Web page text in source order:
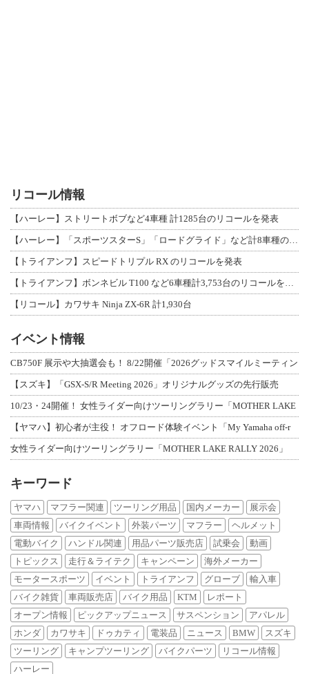
リコール情報
【ハーレー】ストリートボブなど4車種 計1285台のリコールを発表
【トライアンフ】スピードトリプル RX のリコールを発表
【リコール】カワサキ Ninja ZX-6R 計1,930台
イベント情報
CB750F 展示や大抽選会も！ 8/22開催「2026グッドスマイルミーティン
【スズキ】「GSX-S/R Meeting 2026」オリジナルグッズの先行販売
10/23・24開催！ 女性ライダー向けツーリングラリー「MOTHER LAKE
【ヤマハ】初心者が主役！ オフロード体験イベント「My Yamaha off-r
女性ライダー向けツーリングラリー「MOTHER LAKE RALLY 2026」
キーワード
ヤマハ マフラー関連 ツーリング用品 国内メーカー
展示会
車両情報
バイクイベント 外装パーツ マフラー
ヘルメット
電動バイク
ハンドル関連 用品パーツ販売店 試乗会
動画
トピックス
走行＆ライテク キャンペーン
海外メーカー
モータースポーツ
イベント トライアンフ グローブ
輸入車
バイク雑貨
車両販売店 バイク用品 KTM
レポート
オープン情報
ピックアップニュース サスペンション
アパレル
ホンダ
カワサキ ドゥカティ 電装品 ニュース BMW
スズキ
ツーリング
キャンプツーリング バイクパーツ
リコール情報
ハーレー